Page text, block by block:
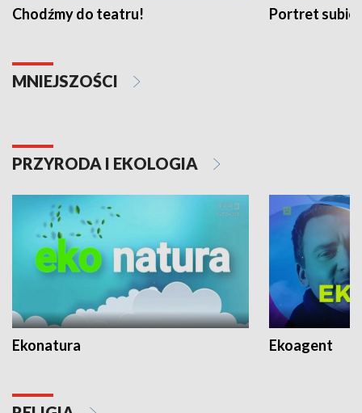
Chodźmy do teatru! Portret
MNIEJSZOŚCI
PRZYRODA I EKOLOGIA
Ekonatura Ekoagent